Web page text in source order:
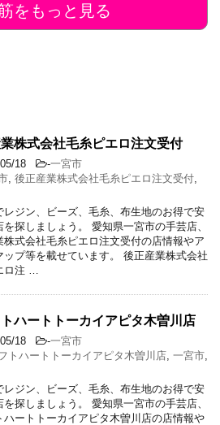
をもっと見る
株式会社毛糸ピエロ注文受付
18 -一宮市
後正産業株式会社毛糸ピエロ注文受付
レジン、ビーズ、毛糸、布生地のお得で安
を探しましょう。 愛知県一宮市の手芸店、
株式会社毛糸ピエロ注文受付の店情報やア
ップ等を載せています。 後正産業株式会社
ロ注 …
ハートトーカイアピタ木曽川店
18 -一宮市
トハートトーカイアピタ木曽川店 一宮市
レジン、ビーズ、毛糸、布生地のお得で安
を探しましょう。 愛知県一宮市の手芸店、
ハートトーカイアピタ木曽川店の店情報や